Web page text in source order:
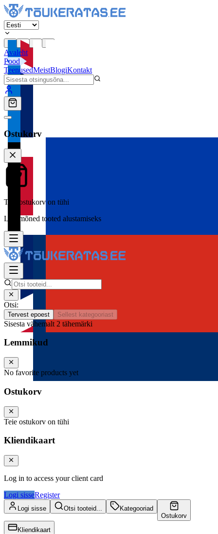
Avaleht
Pood
TeenusedMeistBlogiKontakt
Ostukorv
Teie ostukorv on tühi
Lisa mõned tooted alustamiseks
Otsi:
Tervest epoest Sellest kategooriast
Sisesta vähemalt 2 tähemärki
Lemmikud
No favorite products yet
Ostukorv
Teie ostukorv on tühi
Kliendikaart
Log in to access your client card
Logi sisseRegister
Logi sisse Otsi tooteid...
Kategooriad
Ostukorv
Kliendikaart